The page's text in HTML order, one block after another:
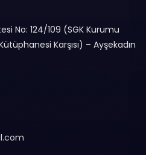
No: 124/109 (SGK Kurumu
Karşısı) – Ayşekadın